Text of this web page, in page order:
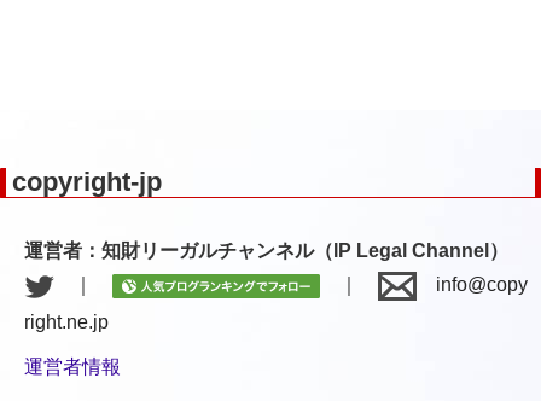
copyright-jp
運営者：知財リーガルチャンネル（IP Legal Channel）
info@copy
right.ne.jp
運営者情報